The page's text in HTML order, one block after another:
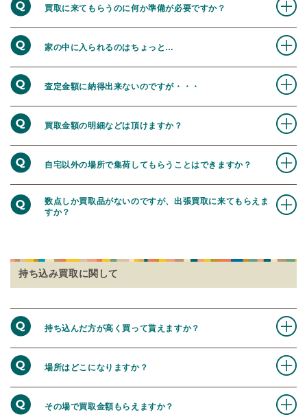
買取に来てもらうのに何か準備が必要ですか？
家の中に入られるのはちょっと…
査定金額に納得出来ないのですが・・・
買取金額の明細などは頂けますか？
自宅以外の場所で集荷してもらうことはできますか？
数点しか買取品がないのですが、出張買取に来てもらえま
すか？
持ち込み買取に関して
持ち込んだ方が高く買って貰えますか？
場所はどこになりますか？
その場で買取金額もらえますか？